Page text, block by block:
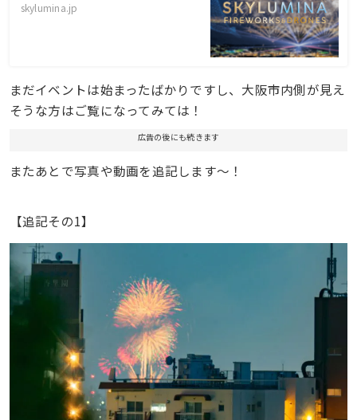
skylumina.jp
まだイベントは始まったばかりですし、大阪市内側が見え
そうな方はご覧になってみては！
広告の後にも続きます
またあとで写真や動画を追記します〜！
【追記その1】